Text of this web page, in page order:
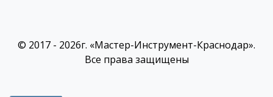
© 2017 - 2026г. «Мастер-Инструмент-Краснодар».
Все права защищены